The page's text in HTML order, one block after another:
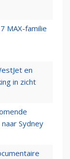
MAX-familie
en
in zicht
Sydney